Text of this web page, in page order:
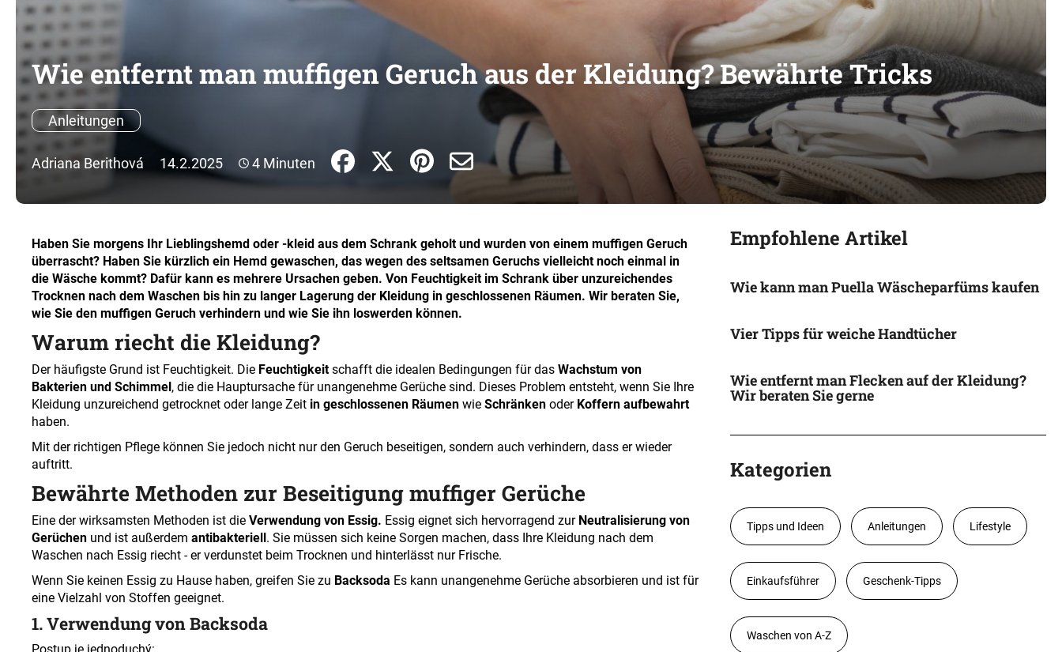
Wie entfernt man muffigen Geruch aus der Kleidung? Bewährte Tricks
Anleitungen
Adriana Berithová 14.2.2025 4 Minuten
Haben Sie morgens Ihr Lieblingshemd oder -kleid aus dem Schrank geholt und wurden von einem muffigen Geruch
überrascht? Haben Sie kürzlich ein Hemd gewaschen, das wegen des seltsamen Geruchs vielleicht noch einmal in
die Wäsche kommt? Dafür kann es mehrere Ursachen geben. Von Feuchtigkeit im Schrank über unzureichendes
Trocknen nach dem Waschen bis hin zu langer Lagerung der Kleidung in geschlossenen Räumen. Wir beraten Sie,
wie Sie den muffigen Geruch verhindern und wie Sie ihn loswerden können.
Warum riecht die Kleidung?
Der häufigste Grund ist Feuchtigkeit. Die Feuchtigkeitschafft die idealen Bedingungen für das Wachstum von
Bakterien und Schimmel, die die Hauptursache für unangenehme Gerüche sind. Dieses Problem entsteht, wenn Sie Ihre
Kleidung unzureichend getrocknet oder lange Zeit in geschlossenen Räumen wie Schränken oder Koffern aufbewahrt
haben.
Mit der richtigen Pflege können Sie jedoch nicht nur den Geruch beseitigen, sondern auch verhindern, dass er wieder
auftritt.
Bewährte Methoden zur Beseitigung muffiger Gerüche
Eine der wirksamsten Methoden ist die Verwendung von Essig. Essig eignet sich hervorragend zur Neutralisierung von
Gerüchen und ist außerdem antibakteriell. Sie müssen sich keine Sorgen machen, dass Ihre Kleidung nach dem
Waschen nach Essig riecht - er verdunstet beim Trocknen und hinterlässt nur Frische.
Wenn Sie keinen Essig zu Hause haben, greifen Sie zu Backsoda Es kann unangenehme Gerüche absorbieren und ist für
eine Vielzahl von Stoffen geeignet.
1. Verwendung von Backsoda
Empfohlene Artikel
Wie kann man Puella Wäscheparfüms kaufen
Vier Tipps für weiche Handtücher
Wie entfernt man Flecken auf der Kleidung?
Wir beraten Sie gerne
Kategorien
Tipps und Ideen Anleitungen Lifestyle
Einkaufsführer Geschenk-Tipps
Waschen von A-Z